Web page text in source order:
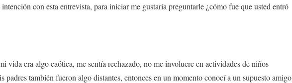
con esta entrevista, para iniciar me gustaría preguntarle ¿cómo fue que usted entró
vida era algo caótica, me sentía rechazado, no me involucre en actividades de niños
padres también fueron algo distantes, entonces en un momento conocí a un supuesto amigo